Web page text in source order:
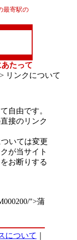
最寄駅の
たって
> リンクについて
自由です。
接のリンク
いては変更
が当サイト
お断りする
">蒲
について